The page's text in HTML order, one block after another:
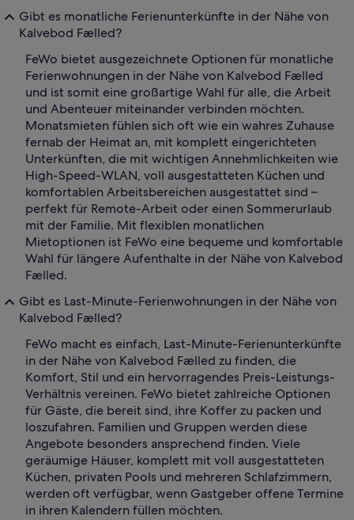
Gibt es monatliche Ferienunterkünfte in der Nähe von
Kalvebod Fælled?
FeWo bietet ausgezeichnete Optionen für monatliche
Ferienwohnungen in der Nähe von Kalvebod Fælled
und ist somit eine großartige Wahl für alle, die Arbeit
und Abenteuer miteinander verbinden möchten.
Monatsmieten fühlen sich oft wie ein wahres Zuhause
fernab der Heimat an, mit komplett eingerichteten
Unterkünften, die mit wichtigen Annehmlichkeiten wie
High-Speed-WLAN, voll ausgestatteten Küchen und
komfortablen Arbeitsbereichen ausgestattet sind –
perfekt für Remote-Arbeit oder einen Sommerurlaub
mit der Familie. Mit flexiblen monatlichen
Mietoptionen ist FeWo eine bequeme und komfortable
Wahl für längere Aufenthalte in der Nähe von Kalvebod
Fælled.
Gibt es Last-Minute-Ferienwohnungen in der Nähe von
Kalvebod Fælled?
FeWo macht es einfach, Last-Minute-Ferienunterkünfte
in der Nähe von Kalvebod Fælled zu finden, die
Komfort, Stil und ein hervorragendes Preis-Leistungs-
Verhältnis vereinen. FeWo bietet zahlreiche Optionen
für Gäste, die bereit sind, ihre Koffer zu packen und
loszufahren. Familien und Gruppen werden diese
Angebote besonders ansprechend finden. Viele
geräumige Häuser, komplett mit voll ausgestatteten
Küchen, privaten Pools und mehreren Schlafzimmern,
werden oft verfügbar, wenn Gastgeber offene Termine
in ihren Kalendern füllen möchten.